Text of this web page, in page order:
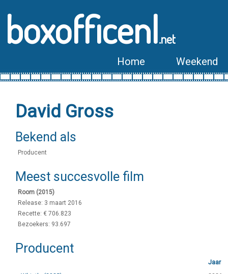
boxofficenl.net
Home Weekend
David Gross
Bekend als
Producent
Meest succesvolle film
Room (2015)
Release: 3 maart 2016
Recette: € 706.823
Bezoekers: 93.697
Producent
Jaar